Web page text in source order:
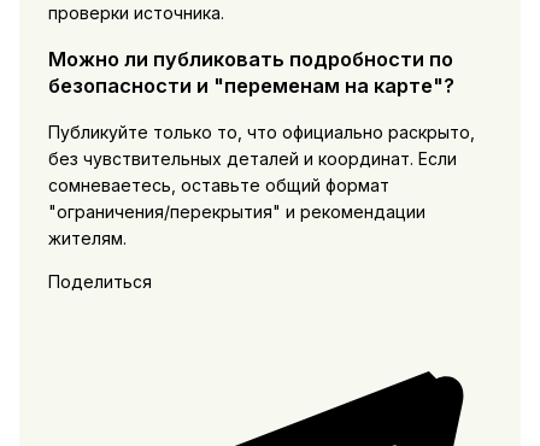
проверки источника.
Можно ли публиковать подробности по
безопасности и "переменам на карте"?
Публикуйте только то, что официально раскрыто,
без чувствительных деталей и координат. Если
сомневаетесь, оставьте общий формат
"ограничения/перекрытия" и рекомендации
жителям.
Поделиться